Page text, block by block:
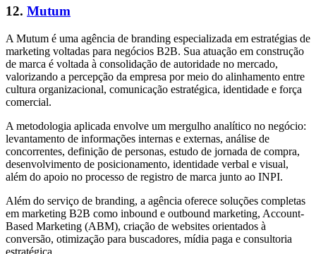
12. Mutum
A Mutum é uma agência de branding especializada em estratégias de
marketing voltadas para negócios B2B. Sua atuação em construção
de marca é voltada à consolidação de autoridade no mercado,
valorizando a percepção da empresa por meio do alinhamento entre
cultura organizacional, comunicação estratégica, identidade e força
comercial.
A metodologia aplicada envolve um mergulho analítico no negócio:
levantamento de informações internas e externas, análise de
concorrentes, definição de personas, estudo de jornada de compra,
desenvolvimento de posicionamento, identidade verbal e visual,
além do apoio no processo de registro de marca junto ao INPI.
Além do serviço de branding, a agência oferece soluções completas
em marketing B2B como inbound e outbound marketing, Account-
Based Marketing (ABM), criação de websites orientados à
conversão, otimização para buscadores, mídia paga e consultoria
estratégica.